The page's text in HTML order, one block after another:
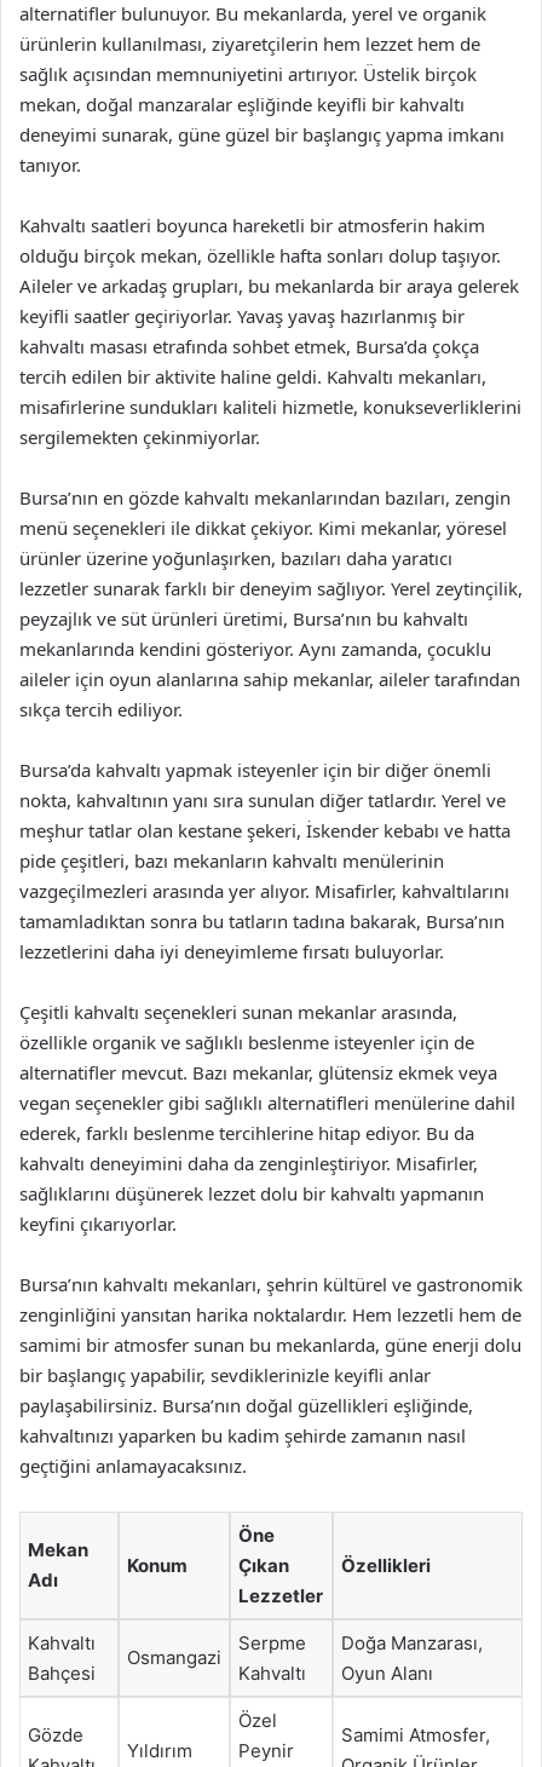
alternatifler bulunuyor. Bu mekanlarda, yerel ve organik
ürünlerin kullanılması, ziyaretçilerin hem lezzet hem de
sağlık açısından memnuniyetini artırıyor. Üstelik birçok
mekan, doğal manzaralar eşliğinde keyifli bir kahvaltı
deneyimi sunarak, güne güzel bir başlangıç yapma imkanı
tanıyor.
Kahvaltı saatleri boyunca hareketli bir atmosferin hakim
olduğu birçok mekan, özellikle hafta sonları dolup taşıyor.
Aileler ve arkadaş grupları, bu mekanlarda bir araya gelerek
keyifli saatler geçiriyorlar. Yavaş yavaş hazırlanmış bir
kahvaltı masası etrafında sohbet etmek, Bursa’da çokça
tercih edilen bir aktivite haline geldi. Kahvaltı mekanları,
misafirlerine sundukları kaliteli hizmetle, konukseverliklerini
sergilemekten çekinmiyorlar.
Bursa’nın en gözde kahvaltı mekanlarından bazıları, zengin
menü seçenekleri ile dikkat çekiyor. Kimi mekanlar, yöresel
ürünler üzerine yoğunlaşırken, bazıları daha yaratıcı
lezzetler sunarak farklı bir deneyim sağlıyor. Yerel zeytinçilik,
peyzajlık ve süt ürünleri üretimi, Bursa’nın bu kahvaltı
mekanlarında kendini gösteriyor. Aynı zamanda, çocuklu
aileler için oyun alanlarına sahip mekanlar, aileler tarafından
sıkça tercih ediliyor.
Bursa’da kahvaltı yapmak isteyenler için bir diğer önemli
nokta, kahvaltının yanı sıra sunulan diğer tatlardır. Yerel ve
meşhur tatlar olan kestane şekeri, İskender kebabı ve hatta
pide çeşitleri, bazı mekanların kahvaltı menülerinin
vazgeçilmezleri arasında yer alıyor. Misafirler, kahvaltılarını
tamamladıktan sonra bu tatların tadına bakarak, Bursa’nın
lezzetlerini daha iyi deneyimleme fırsatı buluyorlar.
Çeşitli kahvaltı seçenekleri sunan mekanlar arasında,
özellikle organik ve sağlıklı beslenme isteyenler için de
alternatifler mevcut. Bazı mekanlar, glütensiz ekmek veya
vegan seçenekler gibi sağlıklı alternatifleri menülerine dahil
ederek, farklı beslenme tercihlerine hitap ediyor. Bu da
kahvaltı deneyimini daha da zenginleştiriyor. Misafirler,
sağlıklarını düşünerek lezzet dolu bir kahvaltı yapmanın
keyfini çıkarıyorlar.
Bursa’nın kahvaltı mekanları, şehrin kültürel ve gastronomik
zenginliğini yansıtan harika noktalardır. Hem lezzetli hem de
samimi bir atmosfer sunan bu mekanlarda, güne enerji dolu
bir başlangıç yapabilir, sevdiklerinizle keyifli anlar
paylaşabilirsiniz. Bursa’nın doğal güzellikleri eşliğinde,
kahvaltınızı yaparken bu kadim şehirde zamanın nasıl
geçtiğini anlamayacaksınız.
Mekan
Adı
Konum
Öne
Çıkan
Lezzetler
Özellikleri
Kahvaltı
Bahçesi
Osmangazi
Serpme
Kahvaltı
Doğa Manzarası,
Oyun Alanı
Gözde
Yıldırım
Özel
Peynir
Samimi Atmosfer,